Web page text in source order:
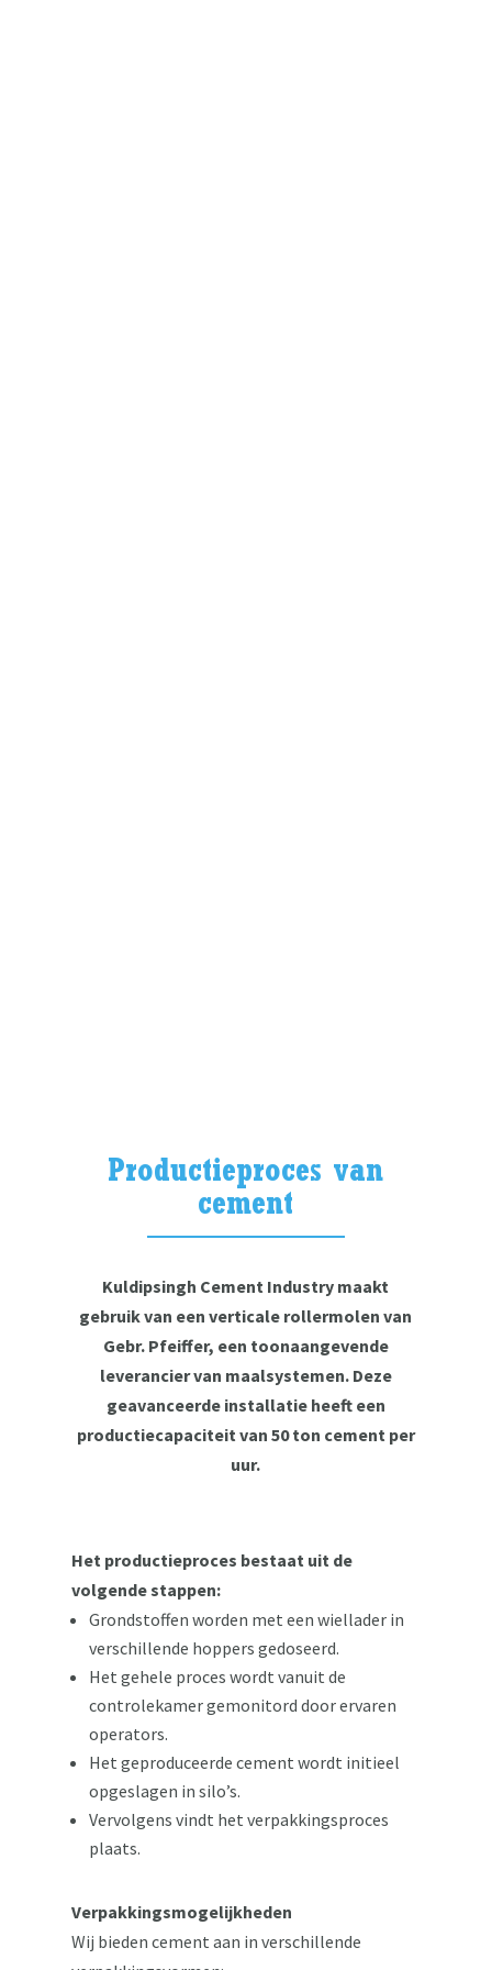
Productieproces van
cement
Kuldipsingh Cement Industry maakt
gebruik van een verticale rollermolen van
Gebr. Pfeiffer, een toonaangevende
leverancier van maalsystemen. Deze
geavanceerde installatie heeft een
productiecapaciteit van 50 ton cement per
uur.
Het productieproces bestaat uit de
volgende stappen:
Grondstoffen worden met een wiellader in
verschillende hoppers gedoseerd.
Het gehele proces wordt vanuit de
controlekamer gemonitord door ervaren
operators.
Het geproduceerde cement wordt initieel
opgeslagen in silo’s.
Vervolgens vindt het verpakkingsproces
plaats.
Verpakkingsmogelijkheden
Wij bieden cement aan in verschillende